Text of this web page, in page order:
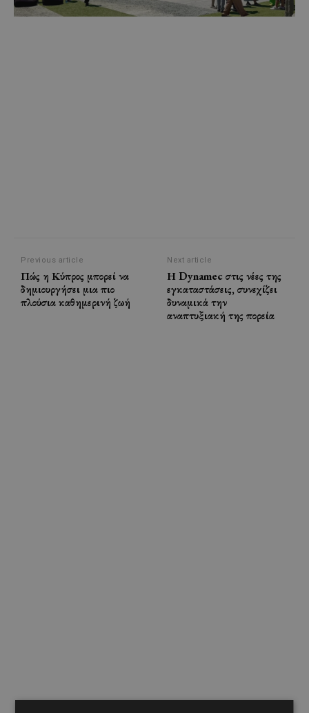
Previous article
Πώς η Κύπρος μπορεί να
δημιουργήσει μια πιο
πλούσια καθημερινή ζωή
Next article
Η Dynamec στις νέες της
εγκαταστάσεις, συνεχίζει
δυναμικά την
αναπτυξιακή της πορεία